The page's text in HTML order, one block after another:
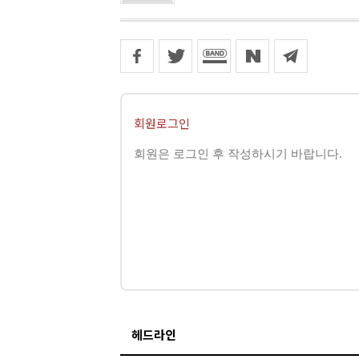
회원로그인
헤드라인